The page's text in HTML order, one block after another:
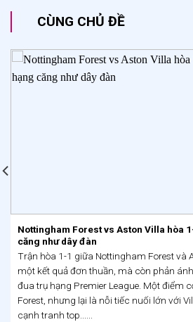
CÙNG CHỦ ĐỀ
Nottingham Forest vs Aston Villa hòa
căng như dây đàn
Trận hòa 1-1 giữa Nottingham Forest và
một kết quả đơn thuần, mà còn phản
đua trụ hạng Premier League. Một điểm
Forest, nhưng lại là nỗi tiếc nuối lớn với
cạnh tranh top......